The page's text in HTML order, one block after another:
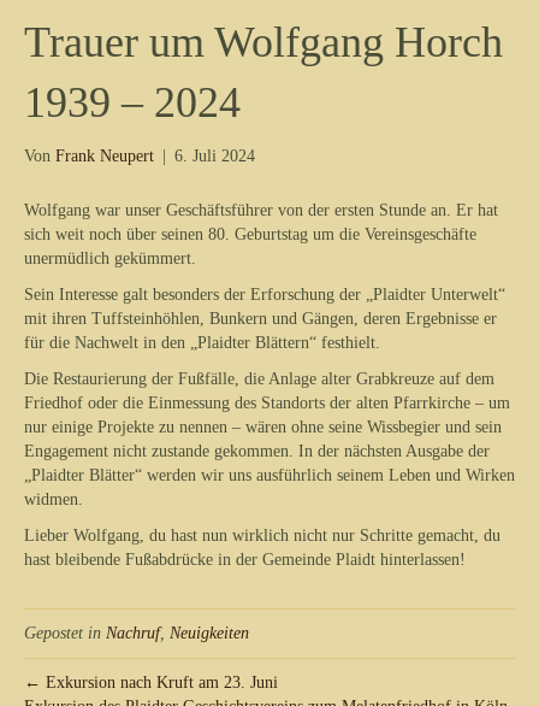
Trauer um Wolfgang Horch
1939 – 2024
Von Frank Neupert 6. Juli 2024
Wolfgang war unser Geschäftsführer von der ersten Stunde an. Er hat
sich weit noch über seinen 80. Geburtstag um die Vereinsgeschäfte
unermüdlich gekümmert.
Sein Interesse galt besonders der Erforschung der „Plaidter Unterwelt“
mit ihren Tuffsteinhöhlen, Bunkern und Gängen, deren Ergebnisse er
für die Nachwelt in den „Plaidter Blättern“ festhielt.
Die Restaurierung der Fußfälle, die Anlage alter Grabkreuze auf dem
Friedhof oder die Einmessung des Standorts der alten Pfarrkirche – um
nur einige Projekte zu nennen – wären ohne seine Wissbegier und sein
Engagement nicht zustande gekommen. In der nächsten Ausgabe der
„Plaidter Blätter“ werden wir uns ausführlich seinem Leben und Wirken
widmen.
Lieber Wolfgang, du hast nun wirklich nicht nur Schritte gemacht, du
hast bleibende Fußabdrücke in der Gemeinde Plaidt hinterlassen!
Gepostet in Nachruf, Neuigkeiten
← Exkursion nach Kruft am 23. Juni